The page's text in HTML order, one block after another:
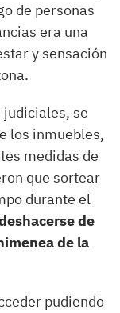
de personas
era una
y sensación
se
los inmuebles,
medidas de
que sortear
durante el
de
de la
pudiendo